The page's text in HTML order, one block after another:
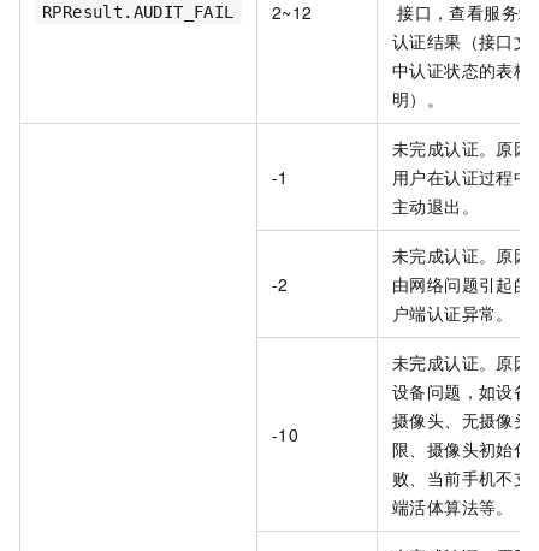
RPResult.AUDIT_FAIL 2~12
接口，查看服务
认证结果（接口文
中认证状态的表格
明）。
-1
未完成认证。原因
用户在认证过程中
主动退出。
-2
未完成认证。原因
由网络问题引起的
户端认证异常。
-10
未完成认证。原因
设备问题，如设备
摄像头、无摄像头
限、摄像头初始化
败、当前手机不支
端活体算法等。